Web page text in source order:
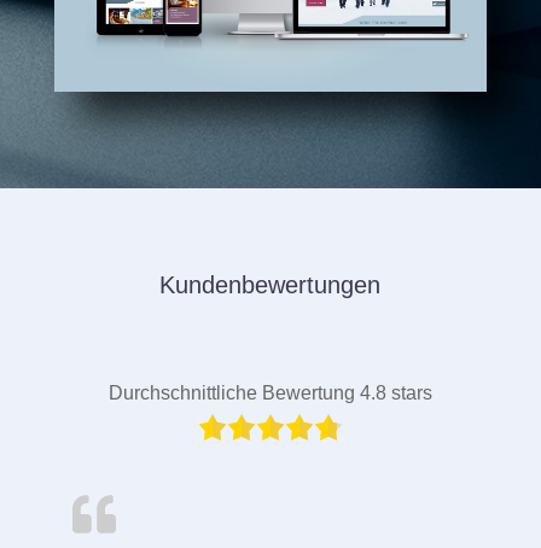
Kundenbewertungen
Durchschnittliche Bewertung 4.8 stars